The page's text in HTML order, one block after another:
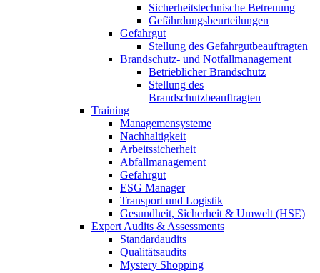
Sicherheitstechnische Betreuung
Gefährdungsbeurteilungen
Gefahrgut
Stellung des Gefahrgutbeauftragten
Brandschutz- und Notfallmanagement
Betrieblicher Brandschutz
Stellung des
Brandschutzbeauftragten
Training
Managemensysteme
Nachhaltigkeit
Arbeitssicherheit
Abfallmanagement
Gefahrgut
ESG Manager
Transport und Logistik
Gesundheit, Sicherheit & Umwelt (HSE)
Expert Audits & Assessments
Standardaudits
Qualitätsaudits
Mystery Shopping